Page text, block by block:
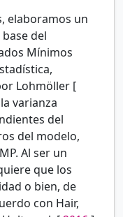
elaboramos un
del
Mínimos
Lohmöller [
varianza
del
del modelo,
Al ser un
que los
o bien, de
con Hair,